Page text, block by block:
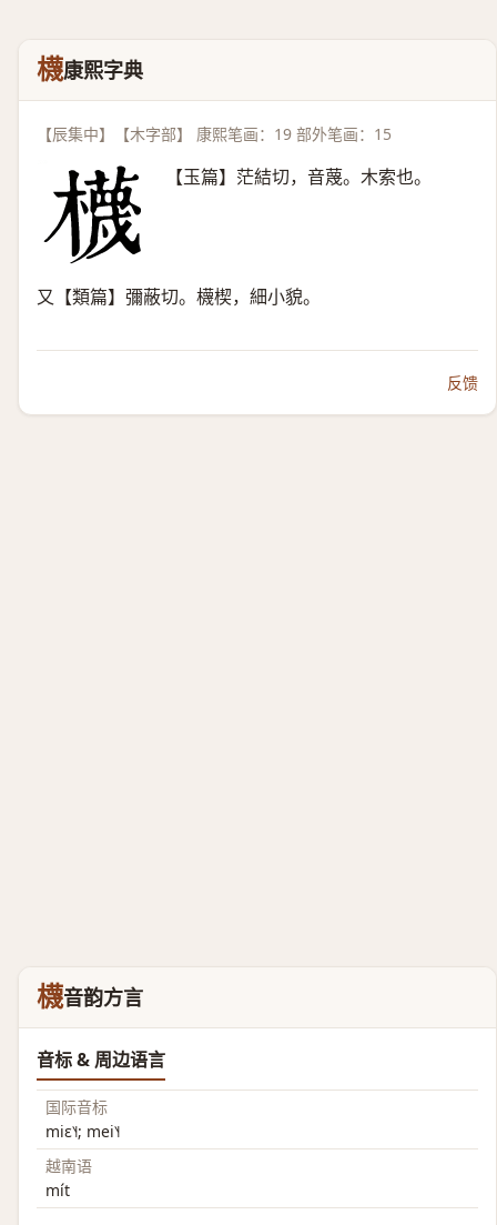
櫗康熙字典
【辰集中】【木字部】 康熙笔画：19 部外笔画：15
【玉篇】茫結切，音蔑。木索也。
又【類篇】彌蔽切。櫗楔，細小貌。
反馈
櫗音韵方言
音标 & 周边语言
国际音标
miɛ˥˧; mei˥˧
越南语
mít